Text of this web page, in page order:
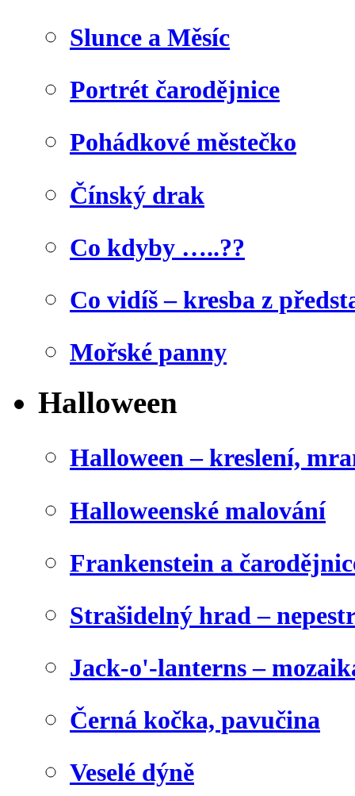
Slunce a Měsíc
Portrét čarodějnice
Pohádkové městečko
Čínský drak
Co kdyby …..??
Co vidíš – kresba z
Mořské panny
Halloween
Halloween – kreslení,
Halloweenské malování
Frankenstein a
Strašidelný hrad –
Jack-o'-lanterns –
Černá kočka, pavučina
Veselé dýně